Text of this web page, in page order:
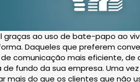
ao uso de bate-papo ao
Daqueles que preferem
comunicação mais eficiente,
fundo da sua empresa. Uma
do que os clientes que não